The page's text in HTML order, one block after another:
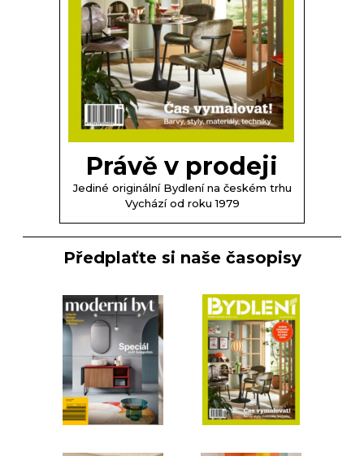
Právě v prodeji
Jediné originální Bydlení na českém trhu
Vychází od roku 1979
Předplaťte si naše časopisy